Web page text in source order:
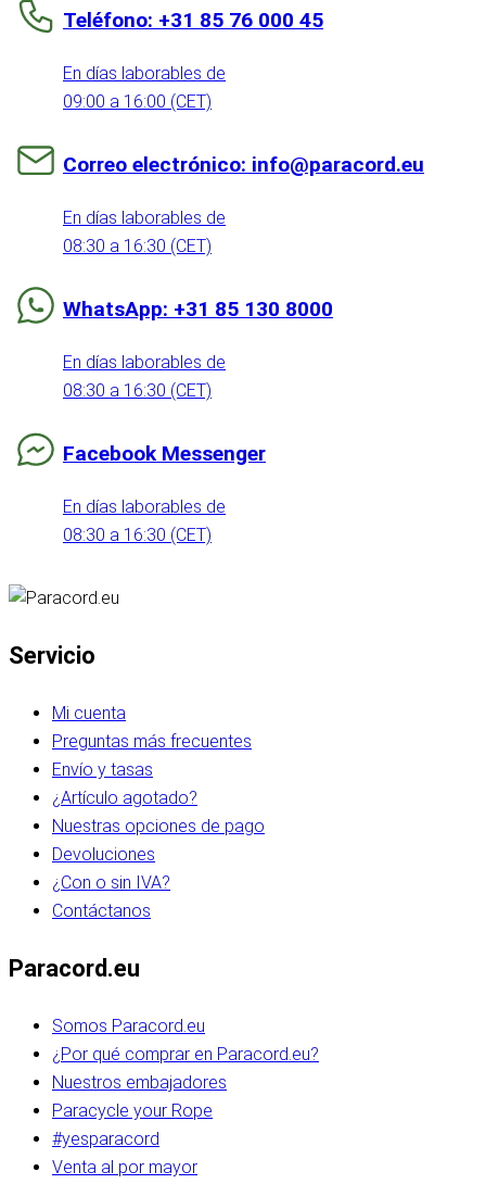
Teléfono: +31 85 76 000 45
En días laborables de
09:00 a 16:00 (CET)
Correo electrónico: info@paracord.eu
En días laborables de
08:30 a 16:30 (CET)
WhatsApp: +31 85 130 8000
En días laborables de
08:30 a 16:30 (CET)
Facebook Messenger
En días laborables de
08:30 a 16:30 (CET)
Servicio
Mi cuenta
Preguntas más frecuentes
Envío y tasas
¿Artículo agotado?
Nuestras opciones de pago
Devoluciones
¿Con o sin IVA?
Contáctanos
Paracord.eu
Somos Paracord.eu
¿Por qué comprar en Paracord.eu?
Nuestros embajadores
Paracycle your Rope
#yesparacord
Venta al por mayor